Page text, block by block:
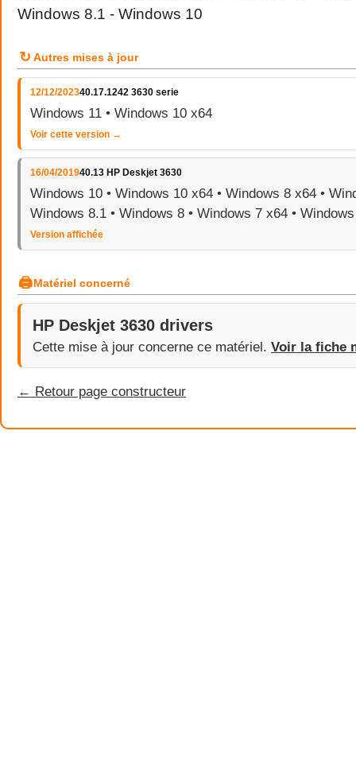
Windows 8.1 - Windows 10
↻ Autres mises à jour
12/12/202340.17.1242 3630 serie
Windows 11 • Windows 10 x64
Voir cette version →
16/04/201940.13 HP Deskjet 3630
Windows 10 • Windows 10 x64 • Windows 8 x64 •
Windows 8.1 • Windows 8 • Windows 7 x64 •
Version affichée
🖨Matériel concerné
HP Deskjet 3630 drivers
Cette mise à jour concerne ce matériel. Voir la fiche
← Retour page constructeur